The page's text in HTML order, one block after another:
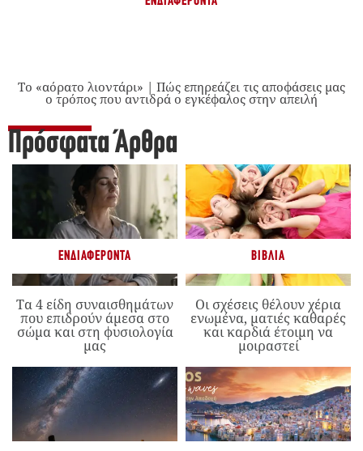
Το «αόρατο λιοντάρι» | Πώς επηρεάζει τις αποφάσεις μας
ο τρόπος που αντιδρά ο εγκέφαλος στην απειλή
Πρόσφατα Άρθρα
ΕΝΔΙΑΦΈΡΟΝΤΑ
Τα 4 είδη συναισθημάτων
που επιδρούν άμεσα στο
σώμα και στη φυσιολογία
μας
ΒΙΒΛΊΑ
Οι σχέσεις θέλουν χέρια
ενωμένα, ματιές καθαρές
και καρδιά έτοιμη να
μοιραστεί